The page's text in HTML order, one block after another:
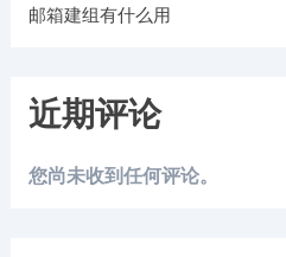
邮箱建组有什么用
近期评论
您尚未收到任何评论。